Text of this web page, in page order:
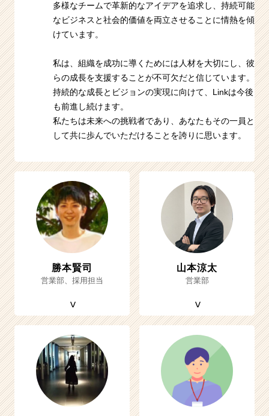
多様なチームで革新的なアイデアを追求し、持続可能
なビジネスと社会的価値を両立させることに情熱を傾
けています。
私は、組織を成功に導くためには人材を大切にし、彼
らの成長を支援することが不可欠だと信じています。
持続的な成長とビジョンの実現に向けて、Linkは今後
も前進し続けます。
私たちは未来への挑戦者であり、あなたもその一員と
して共に歩んでいただけることを誇りに思います。
勝本賢司
営業部、採用担当
山本涼太
営業部